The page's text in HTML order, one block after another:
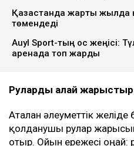
Қазақстанда жарты жылда
төмендеді
Auyl Sport-тың қос жеңісі:
аренада топ жарды
Руларды қалай
Аталған әлеуметтік желіде
қолданушы рулар
отыр. Ойын ережесі оңай: